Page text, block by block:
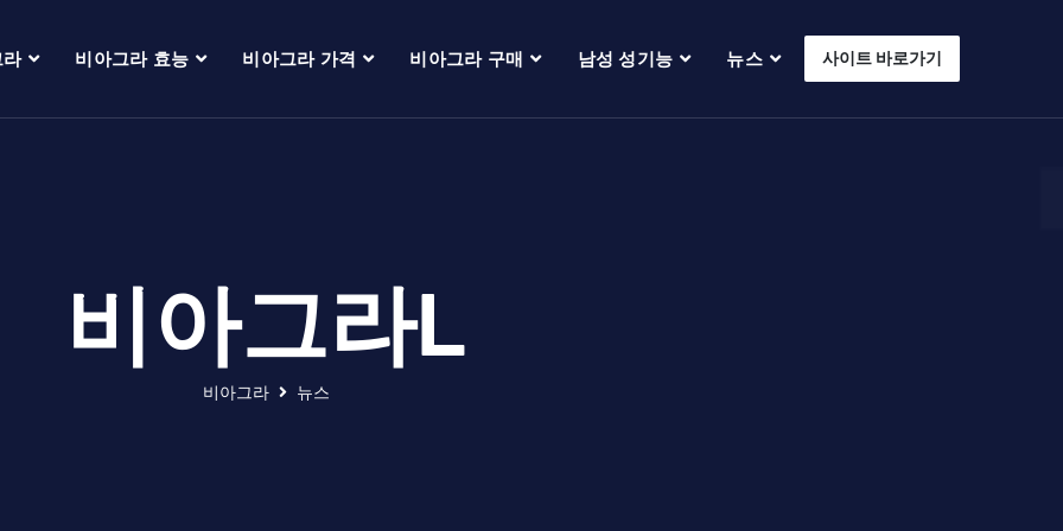
비아그라 효능 비아그라 가격 비아그라 구매 남성 성기능 뉴스 사이트 바로가기
비아그라l
비아그라 뉴스